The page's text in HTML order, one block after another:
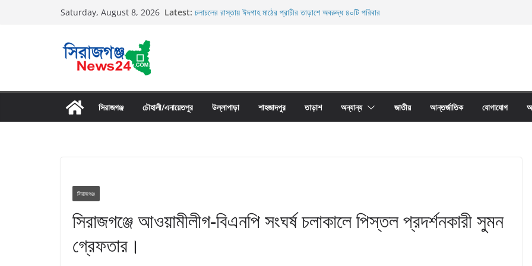
Saturday, August 8, 2026 Latest: চলাচলের রাস্তায় ঈদগাহ মাঠের প্রাচীর তাড়াশে অবরুদ্ধ ৪০টি পরিবার
সিরাজগঞ্জ চৌহালী/এনায়েতপুর উল্লাপাড়া শাহজাদপুর তাড়াশ অন্যান্য জাতীয় আন্তর্জাতিক যোগাযোগ
সিরাজগঞ্জ
সিরাজগঞ্জে আওয়ামীলীগ-বিএনপি সংঘর্ষ চলাকালে পিস্তল প্রদর্শনকারী সুমন
গ্রেফতার।